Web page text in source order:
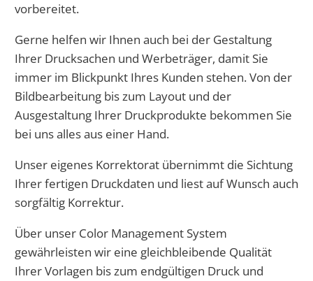
vorbereitet.
Gerne helfen wir Ihnen auch bei der Gestaltung
Ihrer Drucksachen und Werbeträger, damit Sie
immer im Blickpunkt Ihres Kunden stehen. Von der
Bildbearbeitung bis zum Layout und der
Ausgestaltung Ihrer Druckprodukte bekommen Sie
bei uns alles aus einer Hand.
Unser eigenes Korrektorat übernimmt die Sichtung
Ihrer fertigen Druckdaten und liest auf Wunsch auch
sorgfältig Korrektur.
Über unser Color Management System
gewährleisten wir eine gleichbleibende Qualität
Ihrer Vorlagen bis zum endgültigen Druck und